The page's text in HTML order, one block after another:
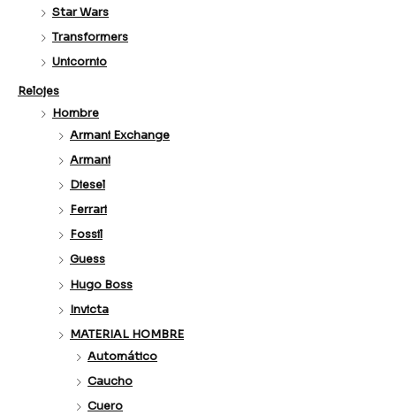
Star Wars
Transformers
Unicornio
Relojes
Hombre
Armani Exchange
Armani
Diesel
Ferrari
Fossil
Guess
Hugo Boss
Invicta
MATERIAL HOMBRE
Automático
Caucho
Cuero